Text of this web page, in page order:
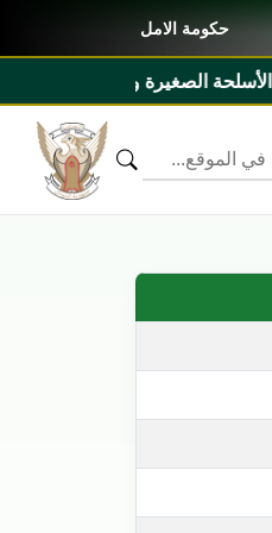
حكومة الامل
بين السودان وليبيريا